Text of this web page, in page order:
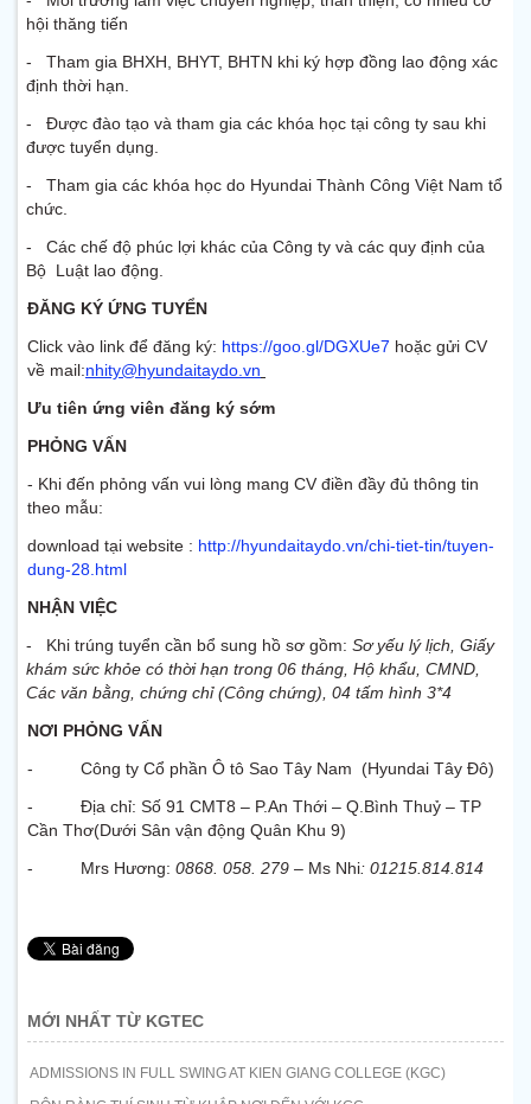
hội thăng tiến
- Tham gia BHXH, BHYT, BHTN khi ký hợp đồng lao động xác
định thời hạn.
- Được đào tạo và tham gia các khóa học tại công ty sau khi
được tuyển dụng.
- Tham gia các khóa học do Hyundai Thành Công Việt Nam tổ
chức.
- Các chế độ phúc lợi khác của Công ty và các quy định của
Bộ Luật lao động.
ĐĂNG KÝ ỨNG TUYỂN
Click vào link để đăng ký: https://goo.gl/DGXUe7 hoặc gửi CV
về mail:nhity@hyundaitaydo.vn
Ưu tiên ứng viên đăng ký sớm
PHỎNG VẤN
- Khi đến phỏng vấn vui lòng mang CV điền đầy đủ thông tin
theo mẫu:
download tại website : http://hyundaitaydo.vn/chi-tiet-tin/tuyen-
dung-28.html
NHẬN VIỆC
- Khi trúng tuyển cần bổ sung hồ sơ gồm: Sơ yếu lý lịch, Giấy
khám sức khỏe có thời hạn trong 06 tháng, Hộ khẩu, CMND,
Các văn bằng, chứng chỉ (Công chứng), 04 tấm hình 3*4
NƠI PHỎNG VẤN
- Công ty Cổ phần Ô tô Sao Tây Nam (Hyundai Tây Đô)
- Địa chỉ: Số 91 CMT8 – P.An Thới – Q.Bình Thuỷ – TP
Cần Thơ(Dưới Sân vận động Quân Khu 9)
- Mrs Hương: 0868. 058. 279 – Ms Nhi: 01215.814.814
MỚI NHẤT TỪ KGTEC
ADMISSIONS IN FULL SWING AT KIEN GIANG COLLEGE (KGC)